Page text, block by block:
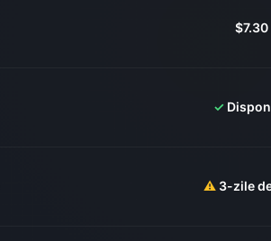
$7.30
✓
⚠️ 3-zile